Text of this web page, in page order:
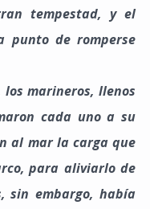
tempestad, y el
punto de romperse
cada uno a su
al mar la carga que
para aliviarlo de
sin embargo, había